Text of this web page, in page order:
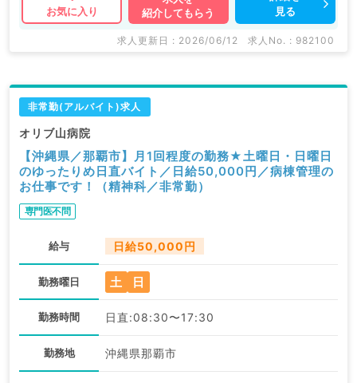
お気に入り
紹介してもらう
見る
求人更新日 : 2026/06/12 求人No. : 982100
非常勤(アルバイト)求人
オリブ山病院
【沖縄県／那覇市】月1回程度の勤務★土曜日・日曜日
のゆったりめ日直バイト／日給50,000円／病棟管理の
お仕事です！（精神科／非常勤）
専門医不問
給与 日給50,000円
勤務曜日 土 日
勤務時間 日直:08:30〜17:30
勤務地 沖縄県那覇市